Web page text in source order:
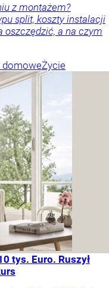
z montażem?
split, koszty instalacji
oszczędzić, a na czym
domoweŻycie
tys. Euro. Ruszył